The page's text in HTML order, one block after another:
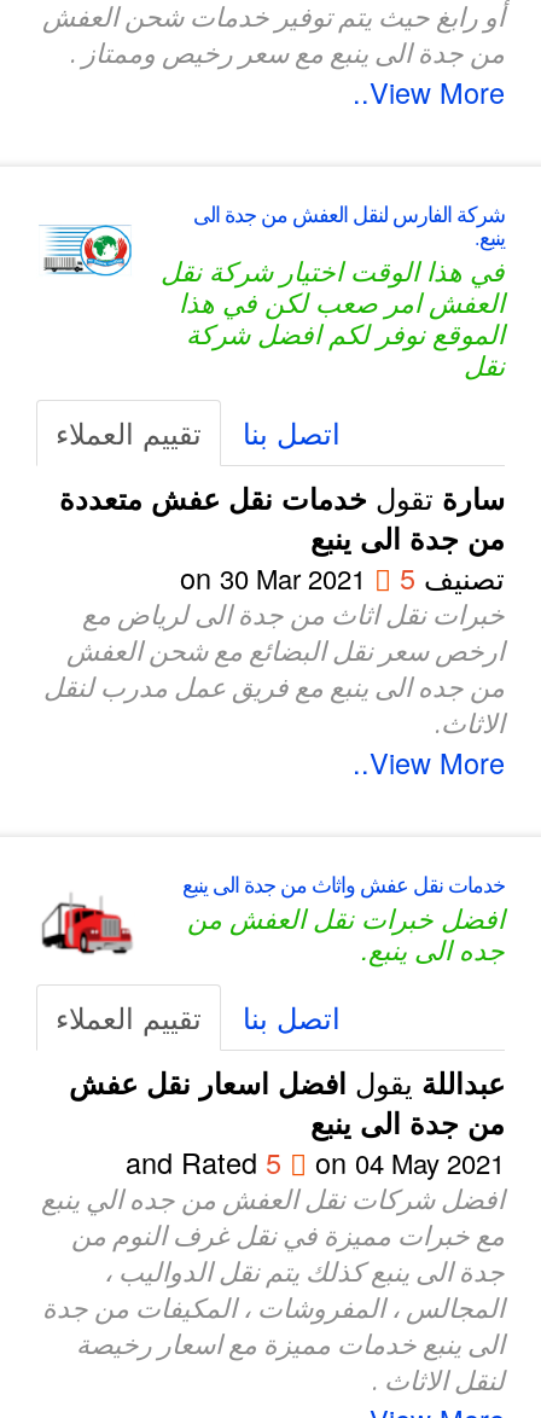
أو رابغ حيث يتم توفير خدمات شحن العفش
من جدة الى ينبع مع سعر رخيص وممتاز .
View More..
شركة الفارس لنقل العفش من جدة الى
ينبع.
في هذا الوقت اختيار شركة نقل
العفش امر صعب لكن في هذا
الموقع نوفر لكم افضل شركة
نقل
تقييم العملاء اتصل بنا
سارةتقولخدمات نقل عفش متعددة
من جدة الى ينبع
تصنيف5
30 Mar 2021
خبرات نقل اثاث من جدة الى لرياض مع
ارخص سعر نقل البضائع مع شحن العفش
من جده الى ينبع مع فريق عمل مدرب لنقل
الاثاث.
View More..
خدمات نقل عفش واثاث من جدة الى ينبع
افضل خبرات نقل العفش من
جده الى ينبع.
تقييم العملاء اتصل بنا
عبداللةيقولافضل اسعار نقل عفش
من جدة الى ينبع
and Rated 5 on04 May 2021
افضل شركات نقل العفش من جده الي ينبع
مع خبرات مميزة في نقل غرف النوم من
جدة الى ينبع كذلك يتم نقل الدواليب ،
المجالس ، المفروشات ، المكيفات من جدة
الى ينبع خدمات مميزة مع اسعار رخيصة
لنقل الاثاث .